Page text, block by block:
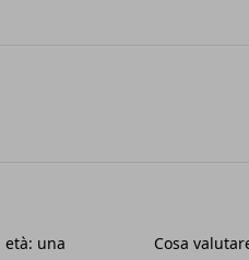
una
Cosa